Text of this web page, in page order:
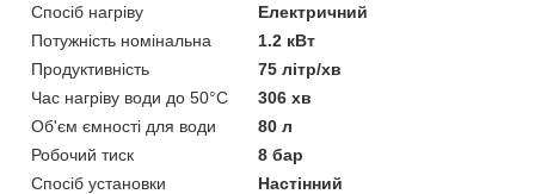
Спосіб нагріву
Електричний
Потужність номінальна
1.2 кВт
Продуктивність
75 літр/хв
Час нагріву води до 50°С
306 хв
Об'єм ємності для води
80 л
Робочий тиск
8 бар
Спосіб установки
Настінний